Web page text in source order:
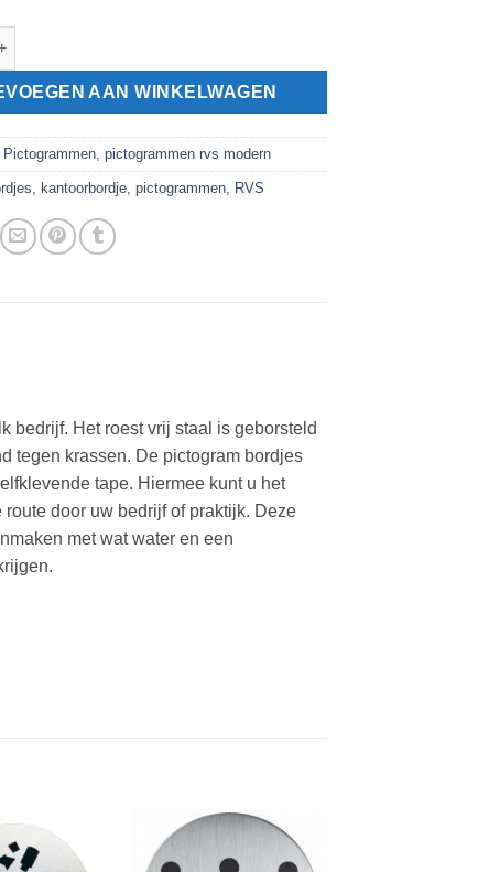
kantoor Ø 82mm aantal
AAN WINKELWAGEN
Pictogrammen ,pictogrammen rvs modern
,kantoorbordje ,pictogrammen RVS
bedrijf. Het roest vrij staal is geborsteld
tegen krassen. De pictogram bordjes
tape. Hiermee kunt u het
door uw bedrijf of praktijk. Deze
met wat water en een